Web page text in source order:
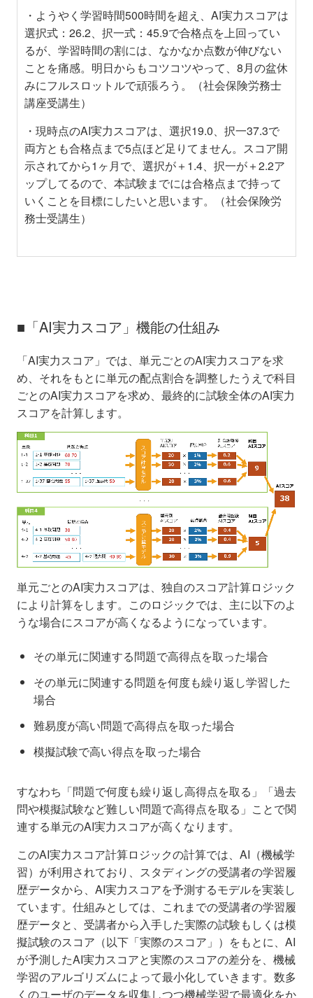
・ようやく学習時間500時間を超え、AI実力スコアは
選択式：26.2、択一式：45.9で合格点を上回ってい
るが、学習時間の割には、なかなか点数が伸びない
ことを痛感。明日からもコツコツやって、8月の盆休
みにフルスロットルで頑張ろう。（社会保険労務士
講座受講生）
・現時点のAI実力スコアは、選択19.0、択一37.3で
両方とも合格点まで5点ほど足りてません。スコア開
示されてから1ヶ月で、選択が＋1.4、択一が＋2.2ア
ップしてるので、本試験までには合格点まで持って
いくことを目標にしたいと思います。（社会保険労
務士受講生）
■「AI実力スコア」機能の仕組み
「AI実力スコア」では、単元ごとのAI実力スコアを求
め、それをもとに単元の配点割合を調整したうえで科目
ごとのAI実力スコアを求め、最終的に試験全体のAI実力
スコアを計算します。
単元ごとのAI実力スコアは、独自のスコア計算ロジック
により計算をします。このロジックでは、主に以下のよ
うな場合にスコアが高くなるようになっています。
その単元に関連する問題で高得点を取った場合
その単元に関連する問題を何度も繰り返し学習した
場合
難易度が高い問題で高得点を取った場合
模擬試験で高い得点を取った場合
すなわち「問題で何度も繰り返し高得点を取る」「過去
問や模擬試験など難しい問題で高得点を取る」ことで関
連する単元のAI実力スコアが高くなります。
このAI実力スコア計算ロジックの計算では、AI（機械学
習）が利用されており、スタディングの受講者の学習履
歴データから、AI実力スコアを予測するモデルを実装し
ています。仕組みとしては、これまでの受講者の学習履
歴データと、受講者から入手した実際の試験もしくは模
擬試験のスコア（以下「実際のスコア」）をもとに、AI
が予測したAI実力スコアと実際のスコアの差分を、機械
学習のアルゴリズムによって最小化していきます。数多
くのユーザのデータを収集しつつ機械学習で最適化をか